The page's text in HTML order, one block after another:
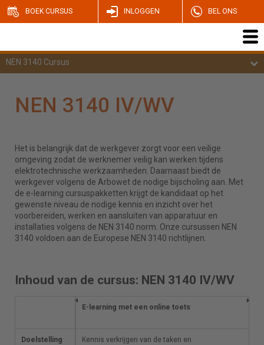
BOEK CURSUS INLOGGEN BEL ONS
NEN 3140 Cursus
NEN 3140 IV/WV
Het is belangrijk dat de werkgever zorgt voor een veilige
omgeving zodat de werknemer veilig kan werken tijdens
elektrotechnische werkzaamheden. Daarnaast biedt de
werkgever volgens de Arbowet de nodige bijscholing aan. Met
de e-learning cursuspakketten krijgt de kandidaat op het
gewenste niveau de nodige kennis en inzicht over het
voorbereiden, werken en aansluiten van apparatuur en
installaties volgens de NEN 3140 norm. Onze cursussen NEN
3140 voldoen aan de Europese NEN 3140 richtlijnen.
Inhoud van de cursus: NEN 3140 IV/WV
E-learning met een online
Doelstelling
Kennis verkrijgen van de
E-learning met een online toets
Kennis verkrijgen van de taken en